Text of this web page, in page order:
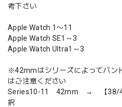
考下さい
Apple Watch 1〜11
Apple Watch SE1～3
Apple Watch Ultra1～3
※42mmはシリーズによってバン
はご注意ください
Series10-11 42mm → 【38/
択